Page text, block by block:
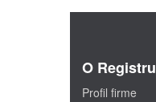
O Registru
Profil firme